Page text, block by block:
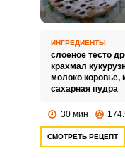
ИНГРЕДИЕНТЫ
слоеное тесто
крахмал
молоко коровье,
сахарная пудра
30 мин
СМОТРЕТЬ РЕЦЕПТ